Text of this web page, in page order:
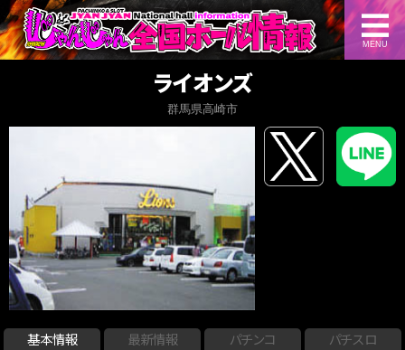
MENU
ライオンズ
群馬県高崎市
基本情報 最新情報 パチンコ
パチスロ